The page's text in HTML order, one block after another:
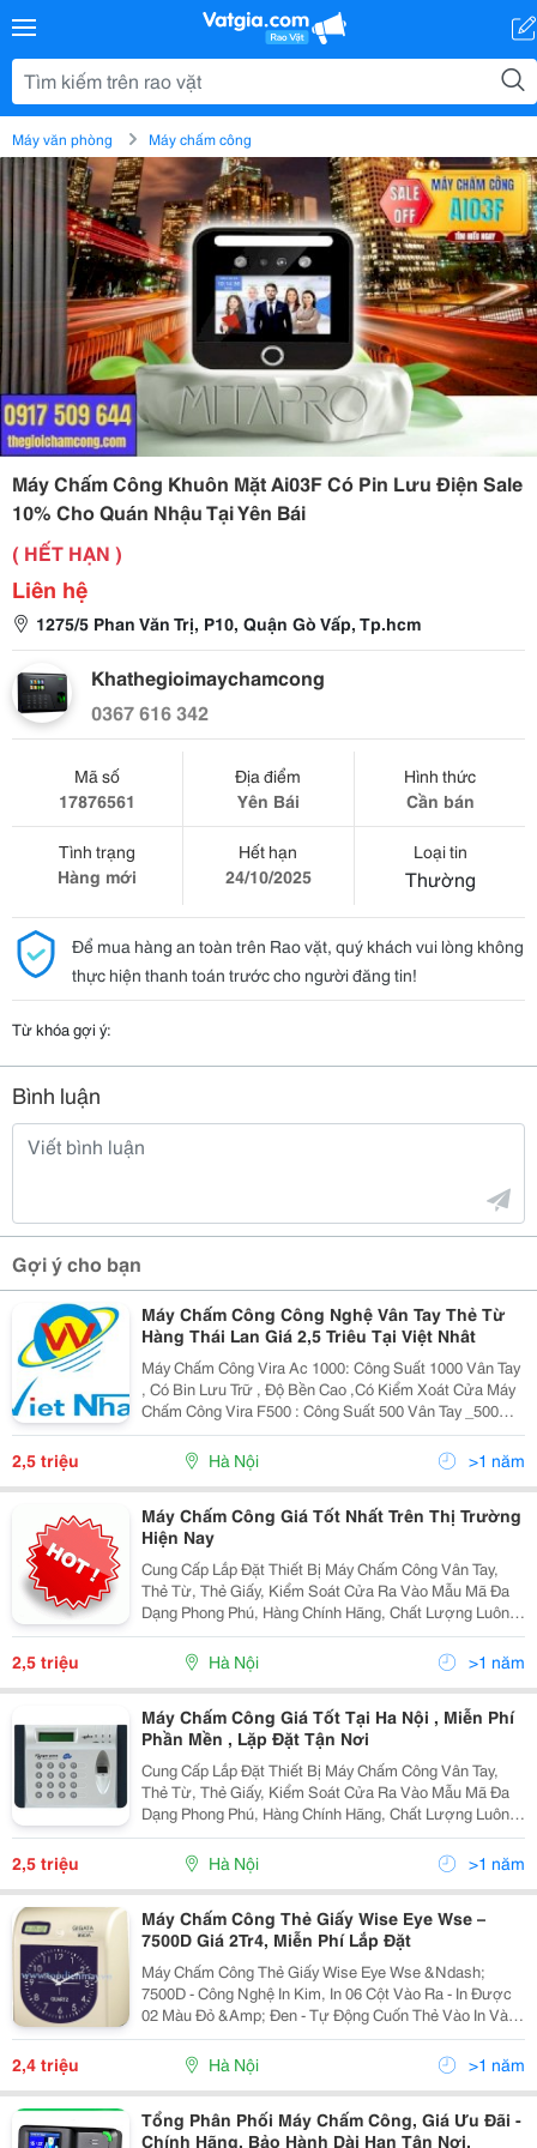
Máy văn phòng Máy chấm công
Máy Chấm Công Khuôn Mặt Ai03F Có Pin Lưu Điện Sale
10% Cho Quán Nhậu Tại Yên Bái
( HẾT HẠN )
Liên hệ
1275/5 Phan Văn Trị, P10, Quận Gò Vấp, Tp.hcm
Khathegioimaychamcong
0367 616 342
Mã số
17876561
Địa điểm
Yên Bái
Hình thức
Cần bán
Tình trạng
Hàng mới
Hết hạn
24/10/2025
Loại tin
Thường
Để mua hàng an toàn trên Rao vặt, quý khách vui lòng không
thực hiện thanh toán trước cho người đăng tin!
Từ khóa gợi ý:
Bình luận
Gợi ý cho bạn
Máy Chấm Công Công Nghệ Vân Tay Thẻ Từ
Hàng Thái Lan Giá 2,5 Triêu Tại Việt Nhât
Máy Chấm Công Vira Ac 1000: Công Suất 1000 Vân Tay
, Có Bin Lưu Trữ , Độ Bền Cao ,Có Kiểm Xoát Cửa Máy
Chấm Công Vira F500 : Công Suất 500 Vân Tay _500
Thẻ Từ ,Đơn Giản Dễ Sử Dụng Chất Lượng Tốt Chỉ Có
Ở Công Ty Cổ Phần Đầu Tư Thương Mại Và Sản
2,5 triệu Hà Nội >1 năm
Máy Chấm Công Giá Tốt Nhất Trên Thị Trường
Hiện Nay
Cung Cấp Lắp Đặt Thiết Bị Máy Chấm Công Vân Tay,
Thẻ Từ, Thẻ Giấy, Kiểm Soát Cửa Ra Vào Mẫu Mã Đa
Dạng Phong Phú, Hàng Chính Hãng, Chất Lượng Luôn
Đảm Bảo Đuợc Đánh Giá Hàng Đầu Trong Khu Vực
Trong Nhiều Năm Liền Tel 04.39879167 - 0902.199.5
2,5 triệu Hà Nội >1 năm
Máy Chấm Công Giá Tốt Tại Ha Nội , Miễn Phí
Phần Mền , Lặp Đặt Tận Nơi
Cung Cấp Lắp Đặt Thiết Bị Máy Chấm Công Vân Tay,
Thẻ Từ, Thẻ Giấy, Kiểm Soát Cửa Ra Vào Mẫu Mã Đa
Dạng Phong Phú, Hàng Chính Hãng, Chất Lượng Luôn
Đảm Bảo Đuợc Đánh Giá Hàng Đầu Trong Khu Vực
Trong Nhiều Năm Liền Tel 04.39879167 - 0902.199.5
2,5 triệu Hà Nội >1 năm
Máy Chấm Công Thẻ Giấy Wise Eye Wse –
7500D Giá 2Tr4, Miễn Phí Lắp Đặt
Máy Chấm Công Thẻ Giấy Wise Eye Wse &Ndash;
7500D - Công Nghệ In Kim, In 06 Cột Vào Ra - In Được
02 Màu Đỏ &Amp; Đen - Tự Động Cuốn Thẻ Vào In Và
Đẩy Thẻ Lên. - Tự Động Cập Nhật Lại Ngày Giờ Khi Xảy
Ra Mất Điện - Phân Biệt Mặt Thẻ Khi
2,4 triệu Hà Nội >1 năm
Tổng Phân Phối Máy Chấm Công, Giá Ưu Đãi -
Chính Hãng, Bảo Hành Dài Hạn Tận Nơi.